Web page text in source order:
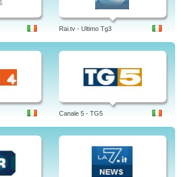
Rai.tv - Ultimo Tg3
Canale 5 - TG5